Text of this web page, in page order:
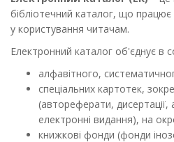
бібліотечний каталог, що працює
у користування читачам.
Електронний каталог об'єднує в
алфавітного,
спеціальних картотек,
(автореферати, дисертації,
електронні видання), на
книжкові фонди (фонди